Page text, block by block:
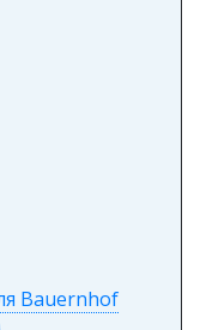
Bauernhof